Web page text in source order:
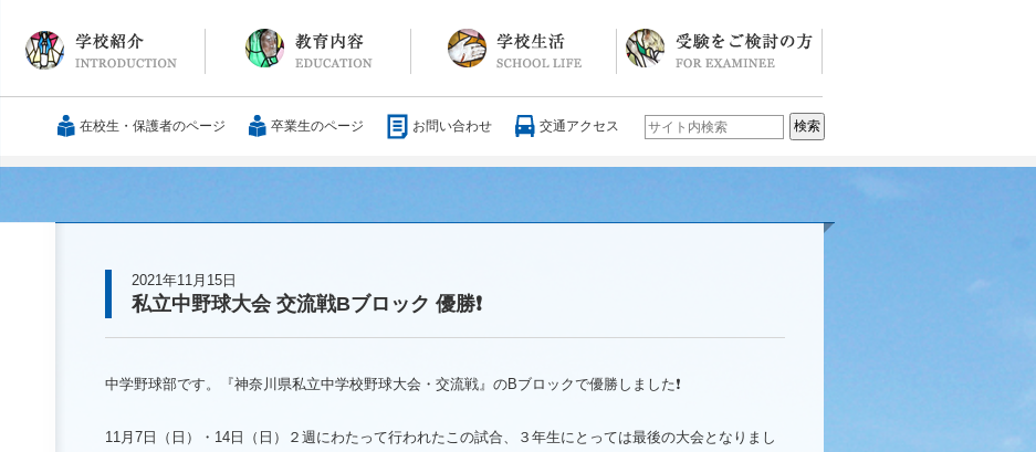
校長メッセージ
教育方針・沿革
施設紹介
交通アクセス 25歳の男づくり
カリキュラム
教科
国際交流
大学合格実績 行事・イベント
部活動
ボランティア
サレジアンエピソード
サレジオの日々(ブログ) 学校説明会・イベント一覧
入試要項・入試結果
Q&A
お問い合わせ
学校案内パンフレット
在校生・保護者のページ 卒業生のページ お問い合わせ 交通アクセス
2021年11月15日
私立中野球大会 交流戦Bブロック 優勝❗️
中学野球部です。『神奈川県私立中学校野球大会・交流戦』のBブロックで優勝しました❗️
11月 7 日（日）・ 14 日（日）２週にわたって行われたこの試合、３年生にとっては最後の大会となりまし